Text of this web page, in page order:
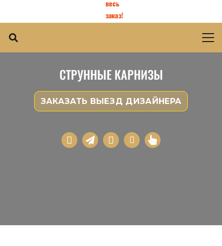
весь
заказ!
СТРУННЫЕ КАРНИЗЫ
ЗАКАЗАТЬ ВЫЕЗД ДИЗАЙНЕРА